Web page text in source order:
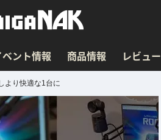
ベント情報 商品情報 レビュー
より快適な1台に